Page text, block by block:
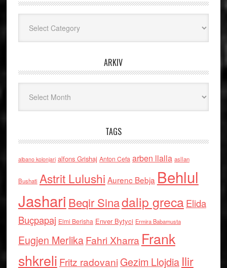
ARKIV
TAGS
albano kolonjari alfons Grishaj Anton Cefa arben llalla asllan
Bushati Astrit Lulushi Aurenc Bebja Behlul
Jashari Beqir Sinadalip grecaElida
Buçpapaj Elmi Berisha Enver Bytyci Ermira Babamusta
Eugjen MerlikaFahri Xharra Frank
shkreli Fritz radovaniGezim Llojdia Ilir